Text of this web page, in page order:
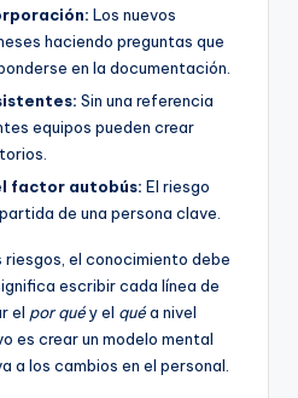
Los nuevos
haciendo preguntas que
en la documentación.
Sin una referencia
equipos pueden crear
factor autobús: El riesgo
de una persona clave.
el conocimiento debe
escribir cada línea de
el por quéy el quéa nivel
es crear un modelo mental
a los cambios en el personal.